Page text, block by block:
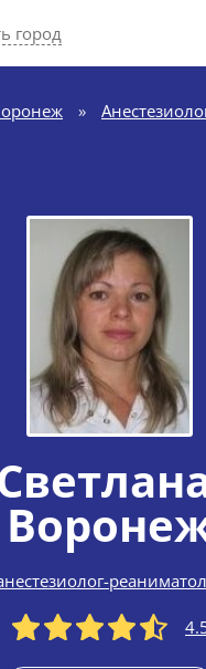
город
»